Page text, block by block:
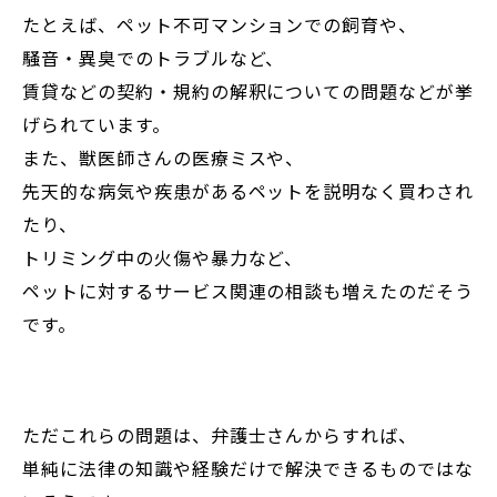
たとえば、ペット不可マンションでの飼育や、
騒音・異臭でのトラブルなど、
賃貸などの契約・規約の解釈についての問題などが挙
げられています。
また、獣医師さんの医療ミスや、
先天的な病気や疾患があるペットを説明なく買わされ
たり、
トリミング中の火傷や暴力など、
ペットに対するサービス関連の相談も増えたのだそう
です。
ただこれらの問題は、弁護士さんからすれば、
単純に法律の知識や経験だけで解決できるものではな